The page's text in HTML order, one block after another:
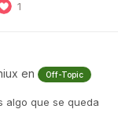
1
en Off-Topic
algo que se queda